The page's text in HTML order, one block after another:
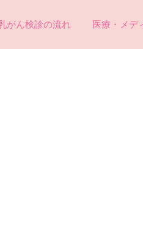
がん検診の流れ 医療・メデ